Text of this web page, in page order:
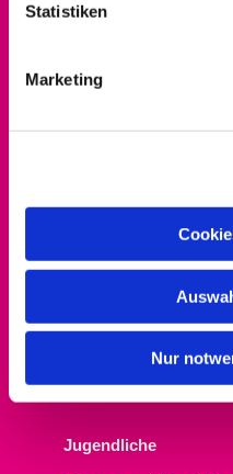
Statistiken
Marketing
Nur
Datenschutz
Familiengottesdienst
Familienkirche
Informationen
Jugendliche